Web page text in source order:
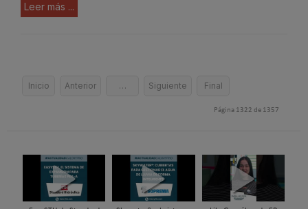
Leer más ...
Inicio Anterior … Siguiente Final
Página 1322 de 1357